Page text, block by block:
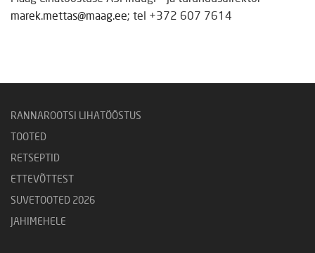
marek.mettas@maag.ee; tel +372 607 7614
RANNAROOTSI LIHATÖÖSTUS
TOOTED
RETSEPTID
ETTEVÕTTEST
SUVETOOTED 2026
JAHIMEHELE